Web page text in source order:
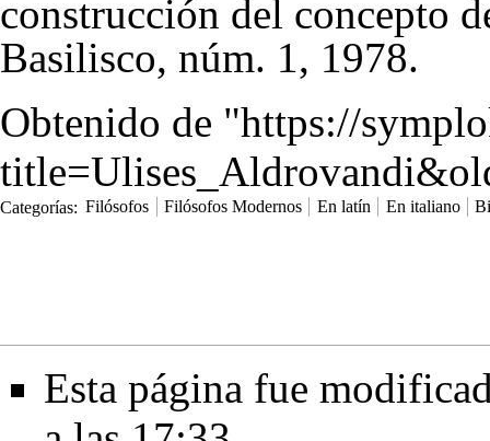
construcción del concepto
Basilisco, núm. 1, 1978.
Obtenido de "https://
Categorías: Filósofos Filósofos Modernos En latín En italiano
Esta página fue